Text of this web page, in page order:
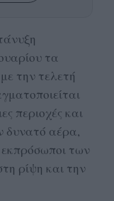
τα
την τελετή
περιοχές και
δυνατό αέρα,
των
ρίψη και την